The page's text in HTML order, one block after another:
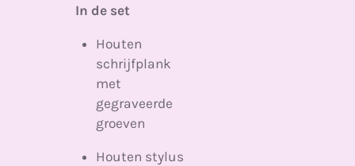
In de set
Houten
schrijfplank
met
gegraveerde
groeven
Houten stylus